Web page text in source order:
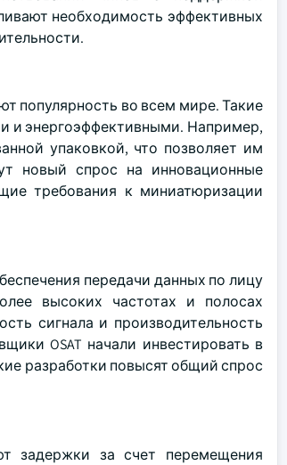
необходимость эффективных
популярность во всем мире. Такие
и энергоэффективными. Например,
упаковкой, что позволяет им
новый спрос на инновационные
требования к миниатюризации
передачи данных по лицу
высоких частотах и полосах
сигнала и производительность
OSAT начали инвестировать в
разработки повысят общий спрос
задержки за счет перемещения